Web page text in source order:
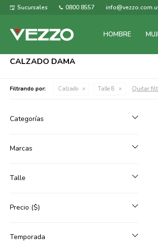
HOMBRE
Sucursales 0800 8557
CALZADO DAMA
Filtrando por: Calzado Talle 8 Quitar
Categorías
Marcas
Talle
Precio ($)
Temporada